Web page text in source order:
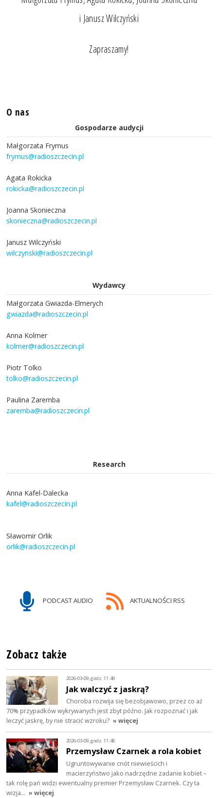
i Janusz Wilczyński
Zapraszamy!
O nas
Gospodarze audycji
Małgorzata Frymus
frymus@radioszczecin.pl
Agata Rokicka
rokicka@radioszczecin.pl
Joanna Skonieczna
skonieczna@radioszczecin.pl
Janusz Wilczyński
wilczynski@radioszczecin.pl
Wydawcy
Małgorzata Gwiazda-Elmerych
gwiazda@radioszczecin.pl
Anna Kolmer
kolmer@radioszczecin.pl
Piotr Tolko
tolko@radioszczecin.pl
Paulina Zaremba
zaremba@radioszczecin.pl
Research
Anna Kafel-Dalecka
kafel@radioszczecin.pl
Sławomir Orlik
orlik@radioszczecin.pl
PODCAST AUDIO AKTUALNOŚCI RSS
Zobacz także
2026-03-09, godz. 11:49
Jak walczyć z jaskrą?
Choroba rozwija się bezobjawowo, przez co aż
70% przypadków wykrywanych jest zbyt późno. Jak rozpoznać i jak
leczyć jaskrę, by nie stracić wzroku? » więcej
2026-03-09, godz. 11:48
Przemysław Czarnek a rola kobiet
Ugruntowywanie cnót niewieścich i
macierzyństwo jako nadrzędne zadanie kobiet –
tak rolę pań widzi ewentualny premier Przemysław Czarnek. Czy ta
wizja… » więcej